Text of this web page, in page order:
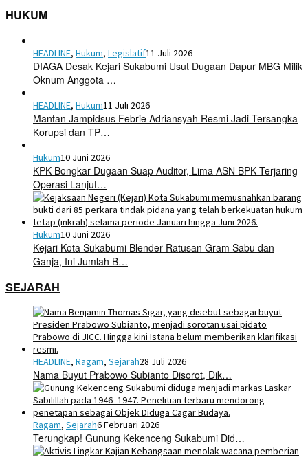
HUKUM
HEADLINE, Hukum, Legislatif11 Juli 2026
DIAGA Desak Kejari Sukabumi Usut Dugaan Dapur MBG Milik
Oknum Anggota …
HEADLINE, Hukum11 Juli 2026
Mantan Jampidsus Febrie Adriansyah Resmi Jadi Tersangka
Korupsi dan TP…
Hukum10 Juni 2026
KPK Bongkar Dugaan Suap Auditor, Lima ASN BPK Terjaring
Operasi Lanjut…
Hukum10 Juni 2026
Kejari Kota Sukabumi Blender Ratusan Gram Sabu dan
Ganja, Ini Jumlah B…
SEJARAH
HEADLINE, Ragam, Sejarah28 Juli 2026
Nama Buyut Prabowo Subianto Disorot, Dik…
Ragam, Sejarah6 Februari 2026
Terungkap! Gunung Kekenceng Sukabumi Did…